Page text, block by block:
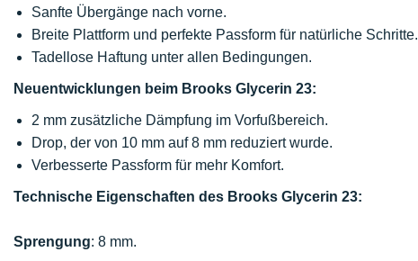
Sanfte Übergänge nach vorne.
Breite Plattform und perfekte Passform für natürliche Schritte.
Tadellose Haftung unter allen Bedingungen.
Neuentwicklungen beim Brooks Glycerin 23:
2 mm zusätzliche Dämpfung im Vorfußbereich.
Drop, der von 10 mm auf 8 mm reduziert wurde.
Verbesserte Passform für mehr Komfort.
Technische Eigenschaften des Brooks Glycerin 23:
Sprengung: 8 mm.